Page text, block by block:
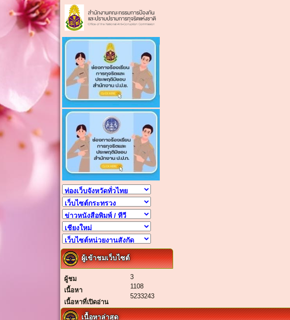
ผู้เข้าชมเว็บไซต์
ผู้ชม
3
เนื้อหา
1108
เนื้อหาที่เปิดอ่าน
5233243
เนื้อหาล่าสุด